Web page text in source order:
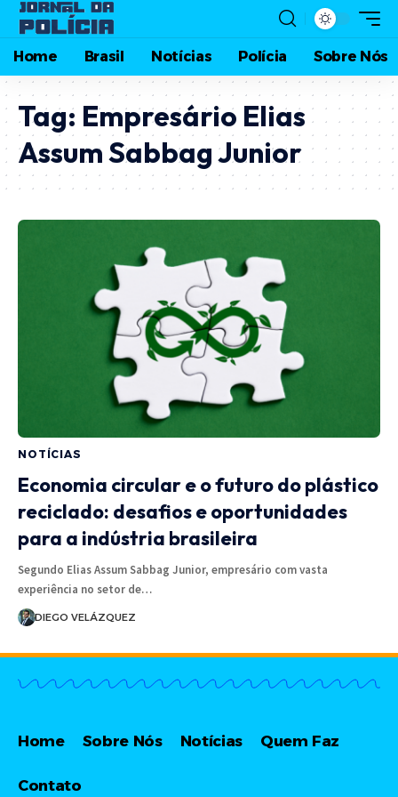
Home Brasil Notícias Polícia Sobre Nós
Tag: Empresário Elias
Assum Sabbag Junior
NOTÍCIAS
Economia circular e o futuro do plástico
reciclado: desafios e oportunidades
para a indústria brasileira
Segundo Elias Assum Sabbag Junior, empresário com vasta
experiência no setor de…
DIEGO VELÁZQUEZ
Home Sobre Nós Notícias Quem Faz
Contato